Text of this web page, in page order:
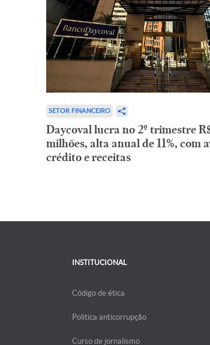
SETOR FINANCEIRO
Daycoval lucra no 2º trimestre
milhões, alta anual de 11%, com
crédito e receitas
INSTITUCIONAL
Código de ética
Politica anticorrupção
Curso de jornalismo